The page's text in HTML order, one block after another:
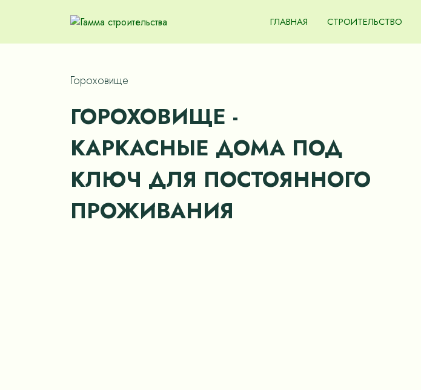
ГЛАВНАЯ СТРОИТЕЛЬСТВО
Гороховище
ГОРОХОВИЩЕ -
КАРКАСНЫЕ ДОМА ПОД
КЛЮЧ ДЛЯ ПОСТОЯННОГО
ПРОЖИВАНИЯ